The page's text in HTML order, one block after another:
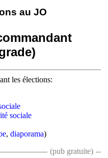
au JO
les élections:
sociale
, diaporama)
(pub gratuite)